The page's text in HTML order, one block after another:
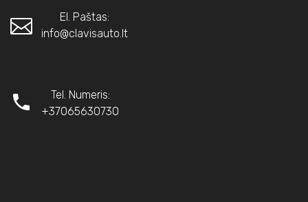
El. Paštas:
info@clavisauto.lt
Tel. Numeris:
+37065630730